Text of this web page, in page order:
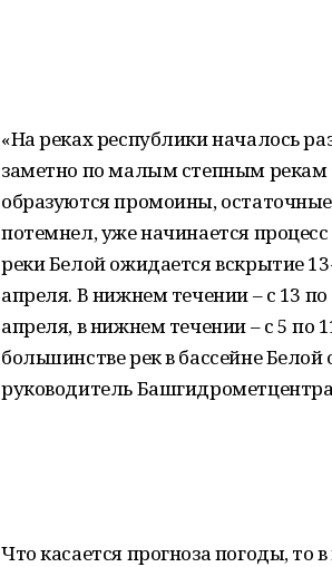
«На реках республики началось
заметно по малым степным рекам
образуются промоины,
потемнел, уже начинается
реки Белой ожидается вскрытие
апреля. В нижнем течении – с 13
апреля, в нижнем течении – с 5
большинстве рек в бассейне
руководитель
Что касается прогноза погоды, то